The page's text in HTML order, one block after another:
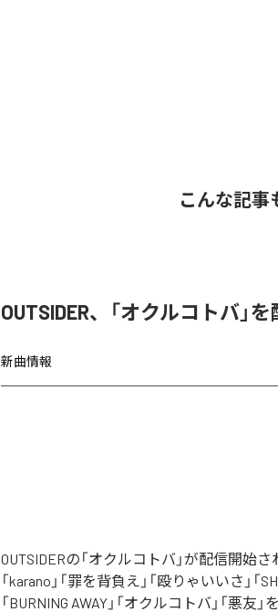
こんな記事
OUTSIDER、「オクルコトバ」
新曲情報
OUTSIDERの「オクルコトバ」が配信開始
「karano」「罪を背負え」「殴りゃいいさ」「
「BURNING AWAY」「オクルコトバ」「悪友